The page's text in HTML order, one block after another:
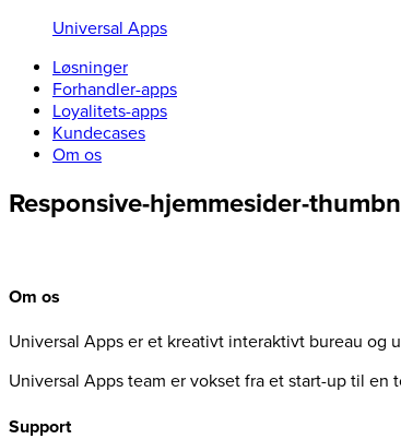
Universal Apps
Løsninger
Forhandler-apps
Loyalitets-apps
Kundecases
Om os
Responsive-hjemmesider-
Om os
Universal Apps er et kreativt interaktivt bureau og
Universal Apps team er vokset fra et start-up til
Support